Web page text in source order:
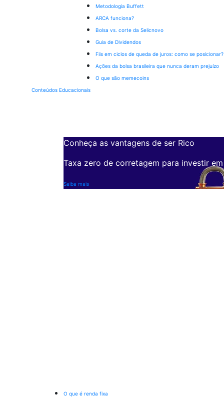
Metodologia Buffett
ARCA funciona?
Bolsa vs. corte da Selicnovo
Guia de Dividendos
Fiis em ciclos de queda de juros: como se posicionar?
Ações da bolsa brasileira que nunca deram prejuízo
O que são memecoins
Conteúdos Educacionais
Conheça as vantagens de ser Rico
Taxa zero de corretagem para investir
Saiba mais
O que é renda fixa